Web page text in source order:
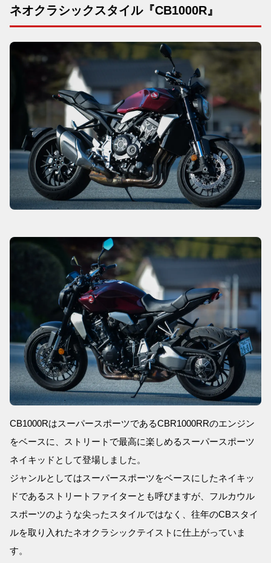
ネオクラシックスタイル『CB1000R』
CB1000RはスーパースポーツであるCBR1000RRのエンジン
をベースに、ストリートで最高に楽しめるスーパースポーツ
ネイキッドとして登場しました。
ジャンルとしてはスーパースポーツをベースにしたネイキッ
ドであるストリートファイターとも呼びますが、フルカウル
スポーツのような尖ったスタイルではなく、往年のCBスタイ
ルを取り入れたネオクラシックテイストに仕上がっていま
す。